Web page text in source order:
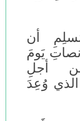
أن
يَومَ
أجلِ
وُعِدَ